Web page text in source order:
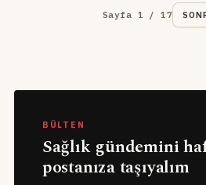
Sayfa 1 / 17
BÜLTEN
Sağlık gündemini
postanıza taşıyalım